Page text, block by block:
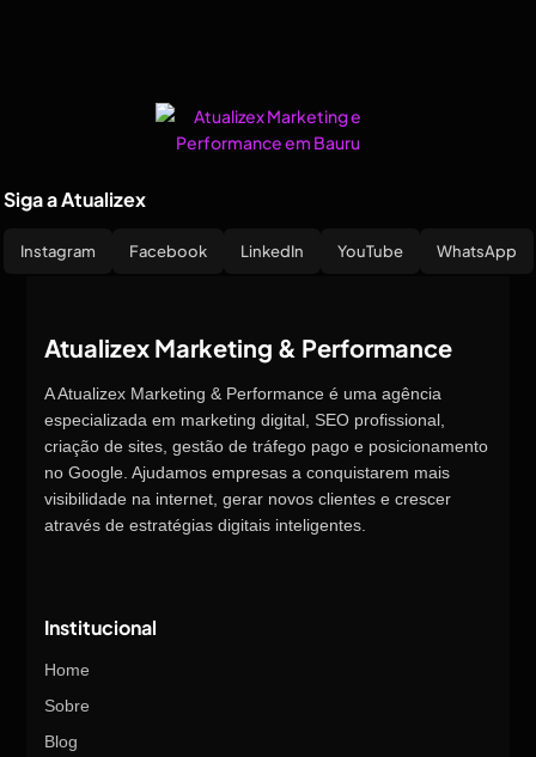
Siga a Atualizex
Instagram Facebook LinkedIn YouTube WhatsApp
Atualizex Marketing & Performance
A Atualizex Marketing & Performance é uma agência
especializada em marketing digital, SEO profissional,
criação de sites, gestão de tráfego pago e posicionamento
no Google. Ajudamos empresas a conquistarem mais
visibilidade na internet, gerar novos clientes e crescer
através de estratégias digitais inteligentes.
Institucional
Home
Sobre
Blog